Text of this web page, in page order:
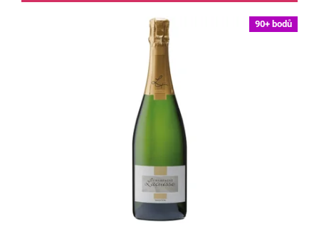
90+ bodů